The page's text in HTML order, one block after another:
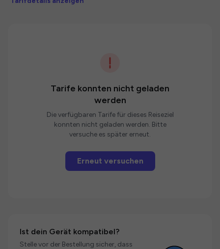
Tarife konnten nicht geladen
werden
Die verfügbaren Tarife für dieses Reiseziel
konnten nicht geladen werden. Bitte
versuche es später erneut.
Erneut versuchen
Ist dein Gerät kompatibel?
Stelle vor der Bestellung sicher, dass